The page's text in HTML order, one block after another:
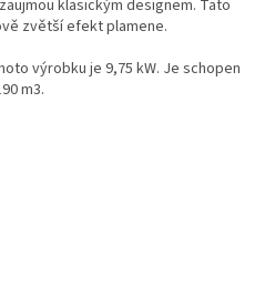
klasickým designem. Tato
zvětší efekt plamene.
výrobku je 9,75 kW. Je schopen
m3.